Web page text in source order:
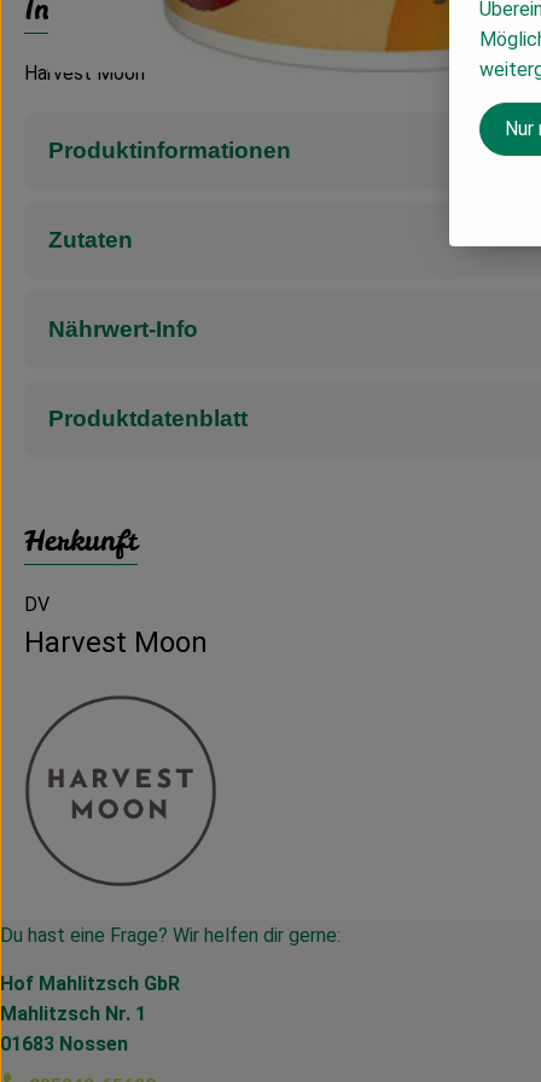
Info
Harvest Moon
Produktinformationen
Zutaten
Nährwert-Info
Produktdatenblatt
Herkunft
DV
Harvest Moon
Du hast eine Frage? Wir helfen dir gerne:
Hof Mahlitzsch GbR
Mahlitzsch Nr. 1
01683 Nossen
Nur